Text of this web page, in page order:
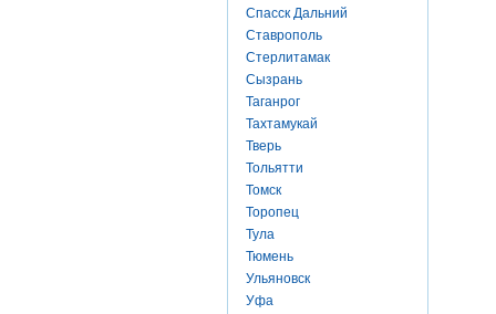
Спасск Дальний
Ставрополь
Стерлитамак
Сызрань
Таганрог
Тахтамукай
Тверь
Тольятти
Томск
Торопец
Тула
Тюмень
Ульяновск
Уфа